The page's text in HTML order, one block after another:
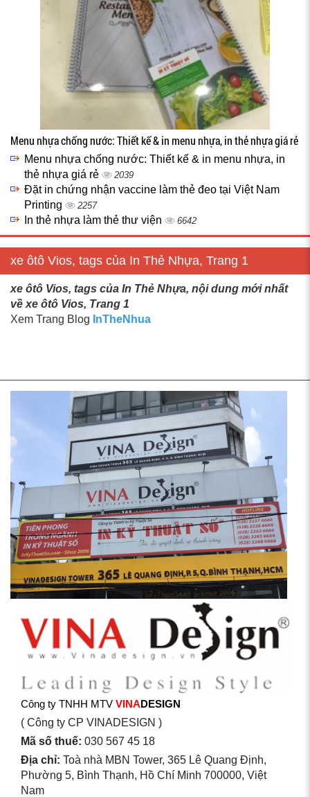
Menu nhựa chống nước: Thiết kế & in menu nhựa, in thẻ nhựa giá rẻ
Menu nhựa chống nước: Thiết kế & in menu nhựa, in
thẻ nhựa giá rẻ
2039
Đặt in chứng nhận vaccine làm thẻ đeo tại Việt Nam
Printing
2257
In thẻ nhựa làm thẻ thư viện 6642
xe ôtô Vios, tags của In Thẻ Nhựa, Trang 1
xe ôtô Vios, tags của In Thẻ Nhựa, nội dung mới nhất
về xe ôtô Vios, Trang 1
Xem Trang Blog InTheNhua
Công ty TNHH MTV VINADESIGN
( Công ty CP VINADESIGN )
Mã số thuế: 030 567 45 18
Địa chỉ: Toà nhà MBN Tower, 365 Lê Quang Định,
Phường 5, Bình Thạnh, Hồ Chí Minh 700000, Việt
Nam